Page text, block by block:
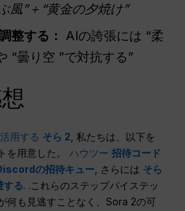
風”＋“黄金の夕焼け”
整する：
AIの誇張には “柔
“曇り空 ”で対抗する”
用する そら 2 , 私たちは、以下を
を用意した。 ハウツー招待コード
の招待キュー , さらには そら
する. .これらのステップバイステッ
何も見逃すことなく、Sora 2の可